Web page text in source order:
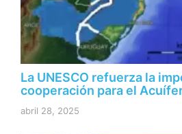
La UNESCO refuerza la
cooperación para el
abril 28, 2025